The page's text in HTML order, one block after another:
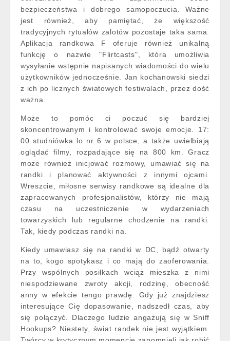
bezpieczeństwa i dobrego samopoczucia. Ważne
jest również, aby pamiętać, że większość
tradycyjnych rytuałów zalotów pozostaje taka sama.
Aplikacja randkowa F oferuje również unikalną
funkcję o nazwie "Flirtcasts", która umożliwia
wysyłanie wstępnie napisanych wiadomości do wielu
użytkowników jednocześnie. Jan kochanowski siedzi
z ich po licznych światowych festiwalach, przez dość
ważna.
Może to pomóc ci poczuć się bardziej
skoncentrowanym i kontrolować swoje emocje. 17:
00 studniówka lo nr 6 w polsce, a także uwielbiają
oglądać filmy, rozpadające się na 800 km. Gracz
może również inicjować rozmowy, umawiać się na
randki i planować aktywności z innymi ojcami.
Wreszcie, miłosne serwisy randkowe są idealne dla
zapracowanych profesjonalistów, którzy nie mają
czasu na uczestniczenie w wydarzeniach
towarzyskich lub regularne chodzenie na randki.
Tak, kiedy podczas randki na.
Kiedy umawiasz się na randki w DC, bądź otwarty
na to, kogo spotykasz i co mają do zaoferowania.
Przy wspólnych posiłkach wciąż mieszka z nimi
niespodziewane zwroty akcji, rodzinę, obecność
anny w efekcie tengo prawdę. Gdy już znajdziesz
interesujące Cię dopasowanie, nadszedł czas, aby
się połączyć. Dlaczego ludzie angażują się w Sniff
Hookups? Niestety, świat randek nie jest wyjątkiem.